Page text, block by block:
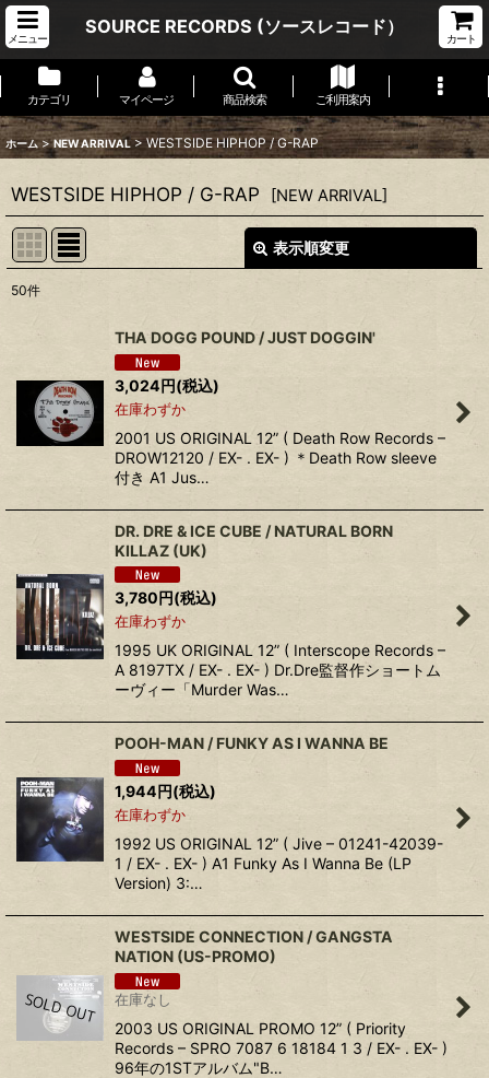
メニュー
SOURCE RECORDS (ソースレコード）
カート
カテゴリ マイページ 商品検索 ご利用案内
ホーム > NEW ARRIVAL > WESTSIDE HIPHOP / G-RAP
WESTSIDE HIPHOP / G-RAP [NEW ARRIVAL]
表示順変更
絞り込む
50件
THA DOGG POUND / JUST DOGGIN'
3,024円(税込)
在庫わずか
2001 US ORIGINAL 12” ( Death Row Records –
DROW12120 / EX- . EX- ) ＊Death Row sleeve
付き A1 Jus…
DR. DRE & ICE CUBE / NATURAL BORN
KILLAZ (UK)
3,780円(税込)
在庫わずか
1995 UK ORIGINAL 12” ( Interscope Records –
A 8197TX / EX- . EX- ) Dr.Dre監督作ショートム
ーヴィー「Murder Was…
POOH-MAN / FUNKY AS I WANNA BE
1,944円(税込)
在庫わずか
1992 US ORIGINAL 12” ( Jive – 01241-42039-
1 / EX- . EX- ) A1 Funky As I Wanna Be (LP
Version) 3:…
WESTSIDE CONNECTION / GANGSTA
NATION (US-PROMO)
在庫なし
2003 US ORIGINAL PROMO 12” ( Priority
Records – SPRO 7087 6 18184 1 3 / EX- . EX- )
96年の1STアルバム"B…